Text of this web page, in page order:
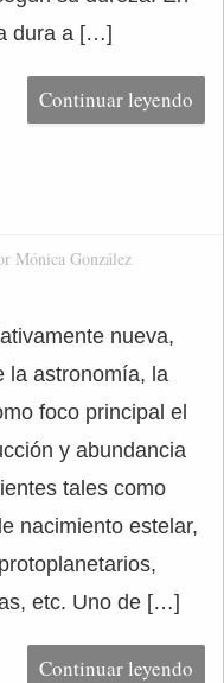
dura a […]
Continuar leyendo
Mónica González
nueva,
la astronomía, la
foco principal el
y abundancia
tales como
nacimiento estelar,
etc. Uno de […]
Continuar leyendo